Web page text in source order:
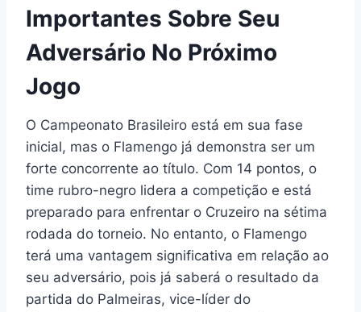
Importantes Sobre Seu
Adversário No Próximo
Jogo
O Campeonato Brasileiro está em sua fase
inicial, mas o Flamengo já demonstra ser um
forte concorrente ao título. Com 14 pontos, o
time rubro-negro lidera a competição e está
preparado para enfrentar o Cruzeiro na sétima
rodada do torneio. No entanto, o Flamengo
terá uma vantagem significativa em relação ao
seu adversário, pois já saberá o resultado da
partida do Palmeiras, vice-líder do